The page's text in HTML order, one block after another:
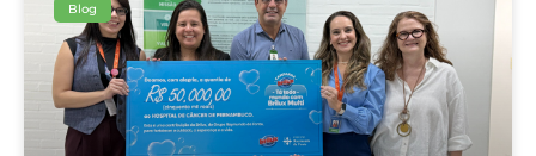
Blog